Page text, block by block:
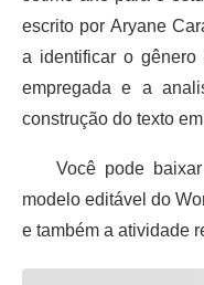
escrito por Aryane
a identificar o
empregada e a
construção do texto
Você pode baixar
modelo editável do
e também a atividade